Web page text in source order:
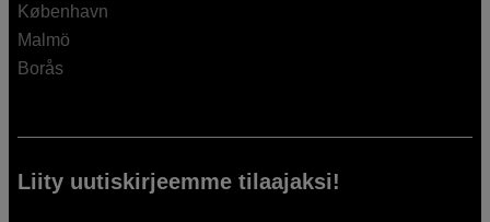
København
Malmö
Borås
Liity uutiskirjeemme tilaajaksi!